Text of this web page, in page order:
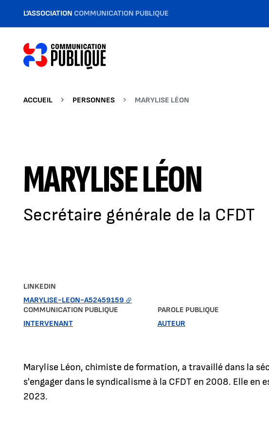
L’ASSOCIATION COMMUNICATION PUBLIQUE
ACCUEIL PERSONNES MARYLISE LÉON
MARYLISE LÉON
Secrétaire générale de la CFDT
COMMUNICATION PUBLIQUE
INTERVENANT
PAROLE PUBLIQUE
AUTEUR
LINKEDIN
MARYLISE-LEON-A52459159
Marylise Léon, chimiste de formation, a travaillé dans la
s'engager dans le syndicalisme à la CFDT en 2008. Elle en
2023.